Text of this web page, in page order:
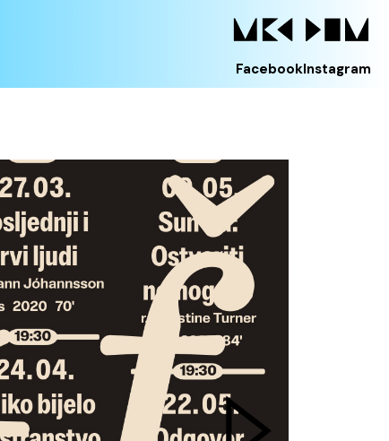
FacebookInstagram